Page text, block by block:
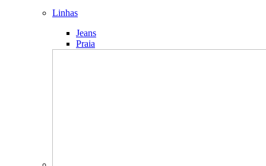
Linhas
Jeans
Praia